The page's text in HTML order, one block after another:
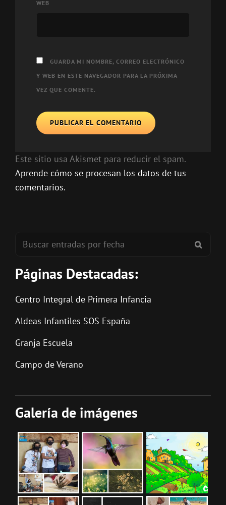
WEB
GUARDA MI NOMBRE, CORREO ELECTRÓNICO
Y WEB EN ESTE NAVEGADOR PARA LA PRÓXIMA
VEZ QUE COMENTE.
Este sitio usa Akismet para reducir el spam.
Aprende cómo se procesan los datos de tus
comentarios.
Buscar:
Páginas Destacadas:
Centro Integral de Primera Infancia
Aldeas Infantiles SOS España
Granja Escuela
Campo de Verano
Galería de imágenes